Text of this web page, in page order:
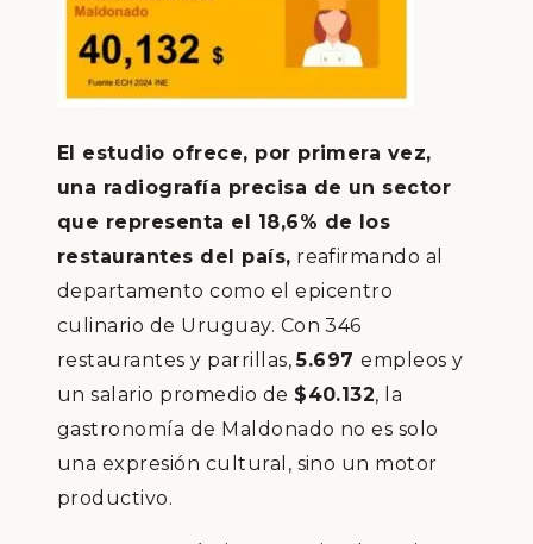
El estudio ofrece, por primera vez,
una radiografía precisa de un sector
que representa el 18,6% de los
restaurantes del país, reafirmando al
departamento como el epicentro
culinario de Uruguay. Con 346
restaurantes y parrillas,5.697empleos y
un salario promedio de $40.132, la
gastronomía de Maldonado no es solo
una expresión cultural, sino un motor
productivo.